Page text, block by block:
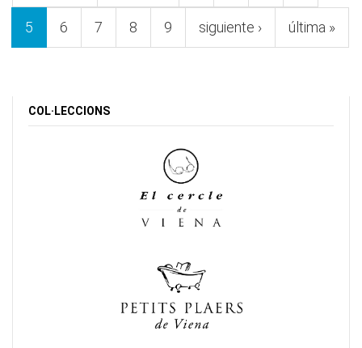
5 6 7 8 9 siguiente › última »
COL·LECCIONS